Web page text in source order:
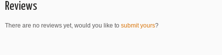
Reviews
There are no reviews yet, would you like to submit yours?